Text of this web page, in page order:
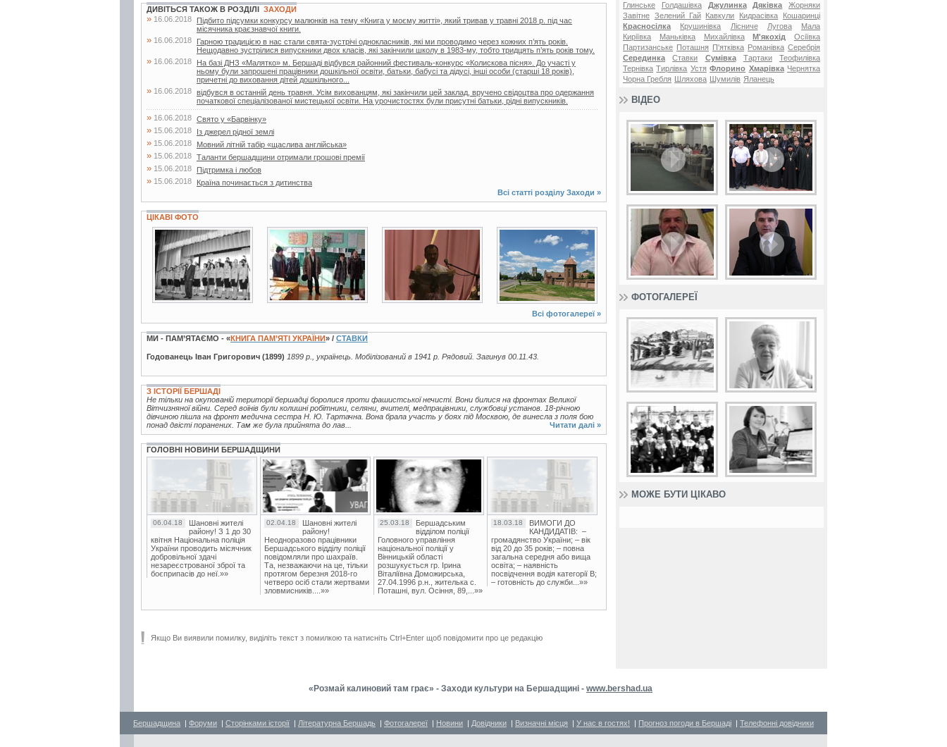
ДИВІТЬСЯ ТАКОЖ В РОЗДІЛІ ЗАХОДИ
» 16.06.2018
Підбито підсумки конкурсу малюнків на тему «Книга у моєму житті», який тривав у травні 2018 р. під час
місячника краєзнавчої книги.
» 16.06.2018
Гарною традицією в нас стали свята-зустрічі однокласників, які ми проводимо через кожних п’ять років.
Нещодавно зустрілися випускники двох класів, які закінчили школу в 1983-му, тобто тридцять п’ять років тому.
» 16.06.2018
На базі ДНЗ «Малятко» м. Бершаді відбувся районний фестиваль-конкурс «Колискова пісня». До участі у
ньому були запрошені працівники дошкільної освіти, батьки, бабусі та дідусі, інші особи (старші 18 років),
причетні до виховання дітей дошкільного...
» 16.06.2018 відбувся в останній день травня. Усім вихованцям, які закінчили цей заклад, вручено свідоцтва про одержання
початкової спеціалізованої мистецької освіти. На урочистостях були присутні батьки, рідні випускників.
» 16.06.2018 Свято у «Барвінку»
» 15.06.2018 Із джерел рідної землі
» 15.06.2018 Мовний літній табір «щаслива англійська»
» 15.06.2018 Таланти бершадщини отримали грошові премії
» 15.06.2018 Підтримка і любов
» 15.06.2018
Країна починається з дитинства
Всі статті розділу Заходи »
ЦІКАВІ ФОТО
2 фото 3 фото
Всі фотогалереї »
МИ - ПАМ’ЯТАЄМО - «КНИГА ПАМ’ЯТІ УКРАЇНИ» / СТАВКИ
Годованець Іван Григорович (1899) 1899 р., українець. Мобілізований в 1941 р. Рядовий. Загинув 00.11.43.
З ІСТОРІЇ БЕРШАДІ
Не тільки на окупованій території бершадці боролися проти фашистської нечисті. Вони билися на фронтах Великої
Вітчизняної війни. Серед воїнів були колишні робітники, селяни, вчителі, медпрацівники, службовці установ. 18-річною
дівчиною пішла на фронт медична сестра Н. Ю. Тартачна. Вона брала участь у боях під Москвою, де винесла з поля бою
понад двісті поранених. Там же була прийнята до лав...
Читати далі »
ГОЛОВНІ НОВИНИ БЕРШАДЩИНИ
06.04.18
Шановні жителі
району! З 1 до 30
квітня Національна поліція
України проводить місячник
добровільної здачі
незареєстрованої зброї та
боєприпасів до неї.»»
02.04.18
Шановні жителі
району!
Неодноразово працівники
Бершадського відділу поліції
повідомляли про шахраїв.
Та, незважаючи на це, тільки
протягом березня 2018-го
четверо осіб стали жертвами
зловмисників....»»
25.03.18
Бершадським
відділом поліції
Головного управління
національної поліції у
Вінницькій області
розшукується гр. Ірина
Віталіївна Доможирська,
27.04.1996 р.н., жителька с.
Поташні, вул. Осіння, 89,...»»
18.03.18
ВИМОГИ ДО
КАНДИДАТІВ: –
громадянство України; – вік
від 20 до 35 років; – повна
загальна середня або вища
освіта; – наявність
посвідчення водія категорії В;
– готовність до служби...»»
Якщо Ви виявили помилку, виділіть текст з помилкою та натисніть Ctrl+Enter щоб повідомити про це редакцію
Глинське
Голдашівка Джулинка Дяківка
Жорняки
Завітне Зелений Гай Кавкули Кидрасівка
Кошаринці
Красносілка
Крушинівка Лісниче Лугова
Мала
Киріївка
Маньківка Михайлівка М'якохід
Осіївка
Партизанське Поташня П'ятківка Романівка Серебрія
Серединка
Ставки Сумівка Тартаки
Теофилівка
Тернівка Тирлівка Устя Флорино Хмарівка Чернятка
Чорна Гребля
Шляхова Шумилів Яланець
ВІДЕО
ФОТОГАЛЕРЕЇ
МОЖЕ БУТИ ЦІКАВО
«Розмай калиновий там грає» - Заходи культури на Бершадщині - www.bershad.ua
Бершадщина | Форуми | Сторінками історії | Літературна Бершадь | Фотогалереї | Новини | Довідники | Визначні місця | У нас в гостях! | Прогноз погоди в Бершаді | Телефонні довідники